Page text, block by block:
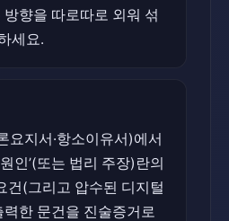
향을 따로따로 외워 섞
세요.
요지서·항소이유서)에서
인’(또는 법리 주장)란의
건(그리고 압수된 디지털
한 문건을 진술증거로